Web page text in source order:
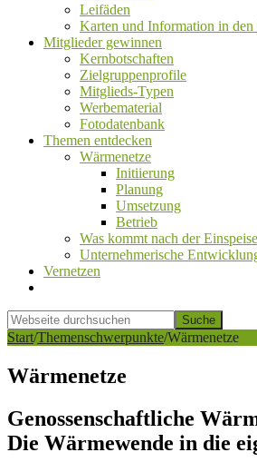
Leifäden
Karten und Information in den
Mitglieder gewinnen
Kernbotschaften
Zielgruppenprofile
Mitglieds-Typen
Werbematerial
Fotodatenbank
Themen entdecken
Wärmenetze
Initiierung
Planung
Umsetzung
Betrieb
Was kommt nach der
Unternehmerische
Vernetzen
Webseite
durchsuchen
Hide
Start/Themenschwerpunkte/Wärmenetze
Wärmenetze
Genossenschaftliche
Die Wärmewende in die